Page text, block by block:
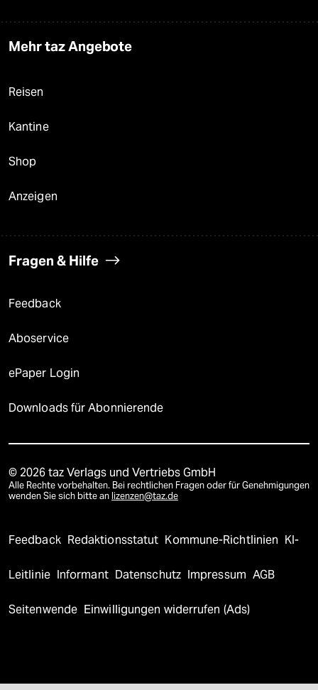
Mehr taz Angebote
Reisen
Kantine
Shop
Anzeigen
Fragen & Hilfe
Feedback
Aboservice
ePaper Login
Downloads für Abonnierende
© 2026 taz Verlags und Vertriebs GmbH
Alle Rechte vorbehalten. Bei rechtlichen Fragen oder für Genehmigungen
wenden Sie sich bitte an lizenzen@taz.de
Feedback Redaktionsstatut Kommune-Richtlinien KI-
Leitlinie Informant Datenschutz Impressum AGB
Seitenwende Einwilligungen widerrufen (Ads)